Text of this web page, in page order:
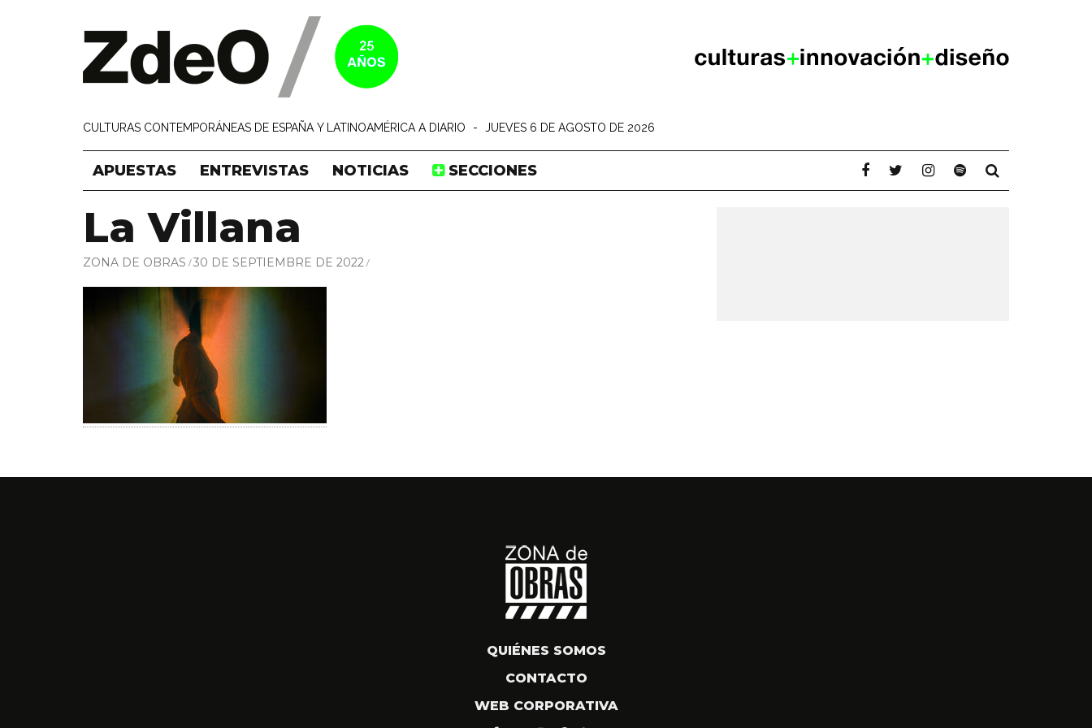
CULTURAS CONTEMPORÁNEAS DE ESPAÑA Y LATINOAMÉRICA A DIARIO - JUEVES 6 DE AGOSTO DE 2026
APUESTAS ENTREVISTAS NOTICIAS SECCIONES
La Villana
ZONA DE OBRAS 30 DE SEPTIEMBRE DE 2022
QUIÉNES SOMOS
CONTACTO
WEB CORPORATIVA